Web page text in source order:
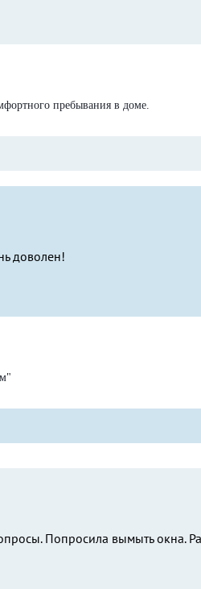
пребывания в доме.
доволен!
Попросила вымыть окна.